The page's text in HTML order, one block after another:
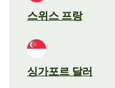
스위스 프랑
싱가포르 달러